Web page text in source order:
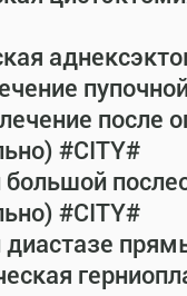
после
#CITY#
#CITY#
диастазе